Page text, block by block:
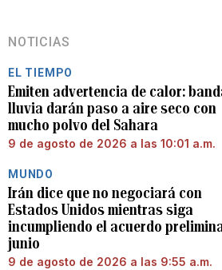
NOTICIAS
EL TIEMPO
Emiten advertencia de calor:
lluvia darán paso a aire seco con
mucho polvo del Sahara
9 de agosto de 2026 a las 10:01 a.m.
MUNDO
Irán dice que no negociará con
Estados Unidos mientras siga
incumpliendo el acuerdo
junio
9 de agosto de 2026 a las 9:55 a.m.